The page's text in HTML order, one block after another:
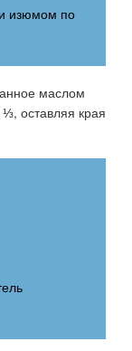
изюмом по
маслом
оставляя края